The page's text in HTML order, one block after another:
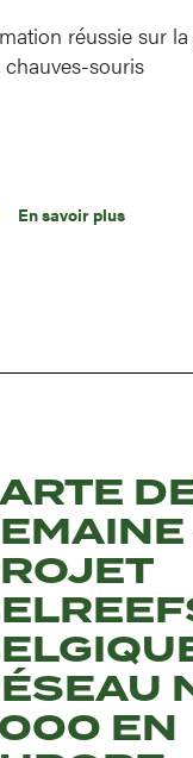
réussie sur
chauves-souris
En savoir plus
EN